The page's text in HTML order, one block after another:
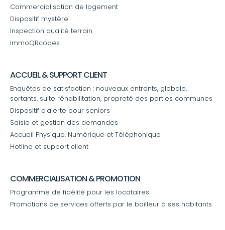
Commercialisation de logement
Dispositif mystère
Inspection qualité terrain
ImmoQRcodes
ACCUEIL & SUPPORT CLIENT
Enquêtes de satisfaction : nouveaux entrants, globale,
sortants, suite réhabilitation, propreté des parties communes
Dispositif d'alerte pour seniors
Saisie et gestion des demandes
Accueil Physique, Numérique et Téléphonique
Hotline et support client
COMMERCIALISATION & PROMOTION
Programme de fidélité pour les locataires
Promotions de services offerts par le bailleur à ses habitants